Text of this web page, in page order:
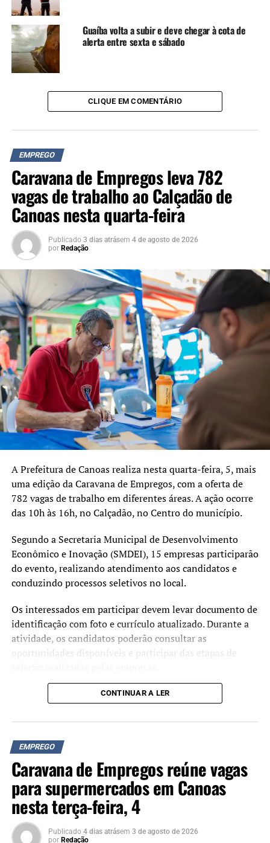
Guaíba volta a subir e deve chegar à cota de
alerta entre sexta e sábado
CLIQUE EM COMENTÁRIO
EMPREGO
Caravana de Empregos leva 782
vagas de trabalho ao Calçadão de
Canoas nesta quarta-feira
Publicado 3 dias atrásem 4 de agosto de 2026
por Redação
A Prefeitura de Canoas realiza nesta quarta-feira, 5, mais
uma edição da Caravana de Empregos, com a oferta de
782 vagas de trabalho em diferentes áreas. A ação ocorre
das 10h às 16h, no Calçadão, no Centro do município.
Segundo a Secretaria Municipal de Desenvolvimento
Econômico e Inovação (SMDEI), 15 empresas participarão
do evento, realizando atendimento aos candidatos e
conduzindo processos seletivos no local.
Os interessados em participar devem levar documento de
identificação com foto e currículo atualizado. Durante a
atividade, os candidatos poderão consultar as
oportunidades disponíveis e participar das etapas de
CONTINUAR A LER
EMPREGO
Caravana de Empregos reúne vagas
para supermercados em Canoas
nesta terça-feira, 4
Publicado 4 dias atrásem 3 de agosto de 2026
por Redação